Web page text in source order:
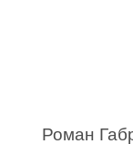
Роман